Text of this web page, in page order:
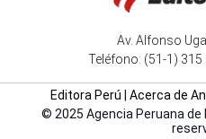
Av. Alfonso
Teléfono: (51-1) 315
Editora Perú Acerca de
© 2025 Agencia Peruana